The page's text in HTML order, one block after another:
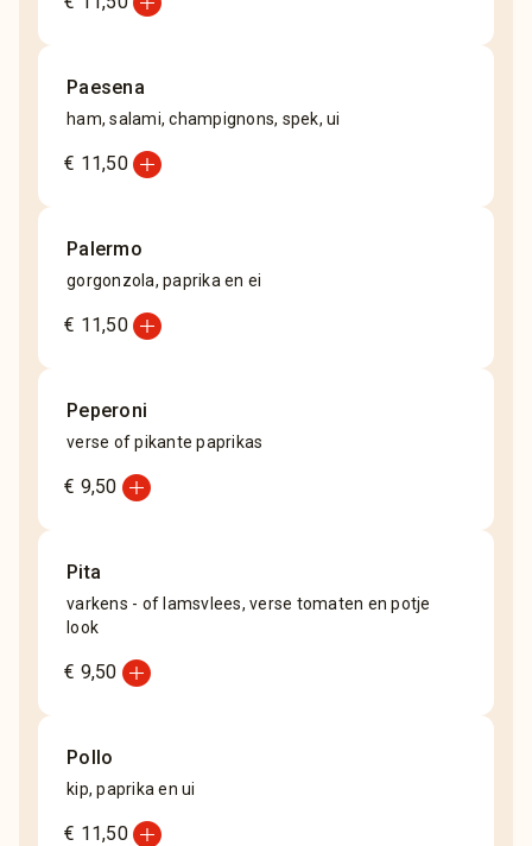
Paesena
ham, salami, champignons, spek, ui
€ 11,50add_circle
Palermo
gorgonzola, paprika en ei
€ 11,50add_circle
Peperoni
verse of pikante paprikas
€ 9,50 add_circle
Pita
varkens - of lamsvlees, verse tomaten en potje
look
€ 9,50 add_circle
Pollo
kip, paprika en ui
€ 11,50add_circle